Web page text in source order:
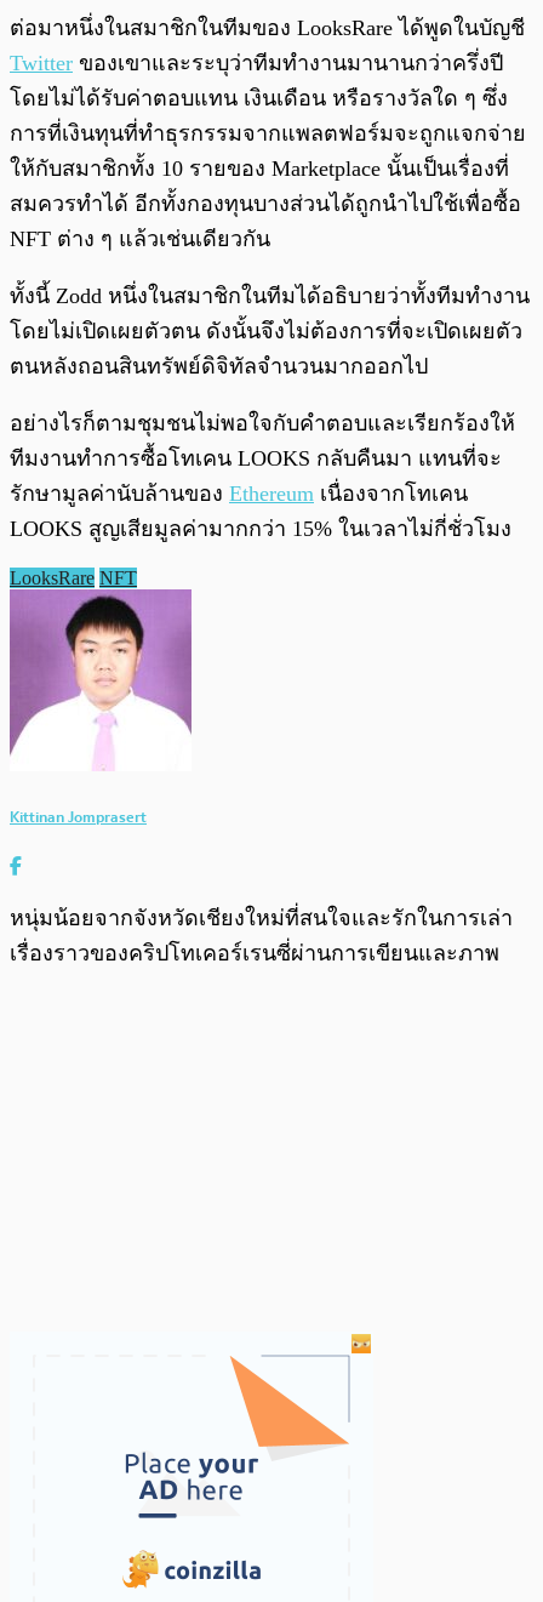
ต่อมาหนึ่งในสมาชิกในทีมของ LooksRare ได้พูดในบัญชี
Twitter ของเขาและระบุว่าทีมทำงานมานานกว่าครึ่งปี
โดยไม่ได้รับค่าตอบแทน เงินเดือน หรือรางวัลใด ๆ ซึ่ง
การที่เงินทุนที่ทำธุรกรรมจากแพลตฟอร์มจะถูกแจกจ่าย
ให้กับสมาชิกทั้ง 10 รายของ Marketplace นั้นเป็นเรื่องที่
สมควรทำได้ อีกทั้งกองทุนบางส่วนได้ถูกนำไปใช้เพื่อซื้อ
NFT ต่าง ๆ แล้วเช่นเดียวกัน
ทั้งนี้ Zodd หนึ่งในสมาชิกในทีมได้อธิบายว่าทั้งทีมทำงาน
โดยไม่เปิดเผยตัวตน ดังนั้นจึงไม่ต้องการที่จะเปิดเผยตัว
ตนหลังถอนสินทรัพย์ดิจิทัลจำนวนมากออกไป
อย่างไรก็ตามชุมชนไม่พอใจกับคำตอบและเรียกร้องให้
ทีมงานทำการซื้อโทเคน LOOKS กลับคืนมา แทนที่จะ
รักษามูลค่านับล้านของ Ethereum เนื่องจากโทเคน
LOOKS สูญเสียมูลค่ามากกว่า 15% ในเวลาไม่กี่ชั่วโมง
LooksRare NFT
Kittinan Jomprasert
หนุ่มน้อยจากจังหวัดเชียงใหม่ที่สนใจและรักในการเล่า
เรื่องราวของคริปโทเคอร์เรนซี่ผ่านการเขียนและภาพ